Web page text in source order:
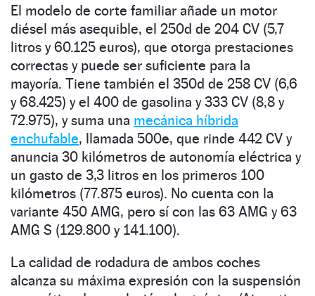
El modelo de corte familiar añade un motor
diésel más asequible, el 250d de 204 CV (5,7
litros y 60.125 euros), que otorga prestaciones
correctas y puede ser suficiente para la
mayoría. Tiene también el 350d de 258 CV (6,6
y 68.425) y el 400 de gasolina y 333 CV (8,8 y
72.975), y suma una mecánica híbrida
enchufable, llamada 500e, que rinde 442 CV y
anuncia 30 kilómetros de autonomía eléctrica y
un gasto de 3,3 litros en los primeros 100
kilómetros (77.875 euros). No cuenta con la
variante 450 AMG, pero sí con las 63 AMG y 63
AMG S (129.800 y 141.100).
La calidad de rodadura de ambos coches
alcanza su máxima expresión con la suspensión